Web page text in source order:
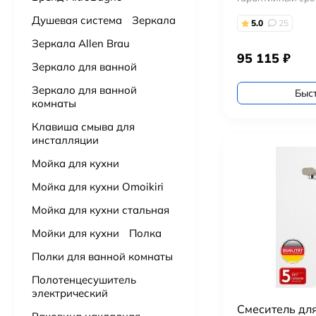
5.0 25
95 115 ₽
Cмеситель
15 725₽
3 000₽
Душевая система
Зеркала
Зеркала Allen Brau
Зеркало для ванной
Зеркало для ванной
комнаты
Клавиша смыва для
инсталляции
Мойка для кухни
Мойка для кухни Omoikiri
Мойка для кухни стальная
Мойки для кухни
Полка
Полки для ванной комнаты
Полотенцесушитель
электрический